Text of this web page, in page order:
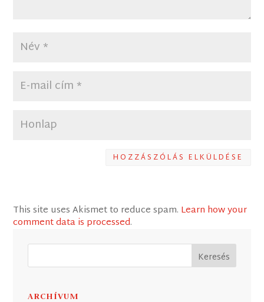
HOZZÁSZÓLÁS ELKÜLDÉSE
This site uses Akismet to reduce spam. Learn how your
comment data is processed.
ARCHÍVUM